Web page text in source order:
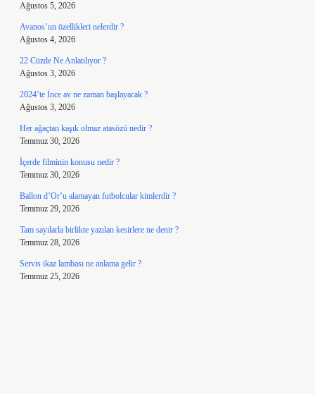
Ağustos 5, 2026
Avanos’un özellikleri nelerdir ?
Ağustos 4, 2026
22 Cüzde Ne Anlatılıyor ?
Ağustos 3, 2026
2024’te İnce av ne zaman başlayacak ?
Ağustos 3, 2026
Her ağaçtan kaşık olmaz atasözü nedir ?
Temmuz 30, 2026
İçerde filminin konusu nedir ?
Temmuz 30, 2026
Ballon d’Or’u alamayan futbolcular kimlerdir ?
Temmuz 29, 2026
Tam sayılarla birlikte yazılan kesirlere ne denir ?
Temmuz 28, 2026
Servis ikaz lambası ne anlama gelir ?
Temmuz 25, 2026